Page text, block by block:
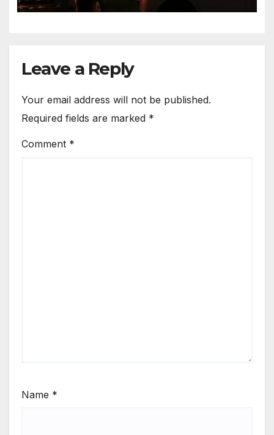
Leave a Reply
Your email address will not be published.
Required fields are marked *
Comment *
Name *